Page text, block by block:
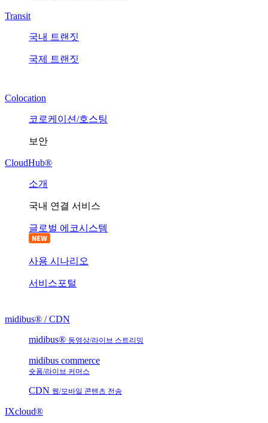
Transit
국내 트랜짓
국제 트랜짓
Colocation
코로케이션/호스팅
보안
CloudHub®
소개
국내 연결 서비스
글로벌 에코시스템
사용 시나리오
서비스포털
midibus® / CDN
midibus® 동영상/라이브 스트리밍
midibus commerce
숏폼/라이브 커머스
CDN 웹/모바일 콘텐츠 전송
IXcloud®